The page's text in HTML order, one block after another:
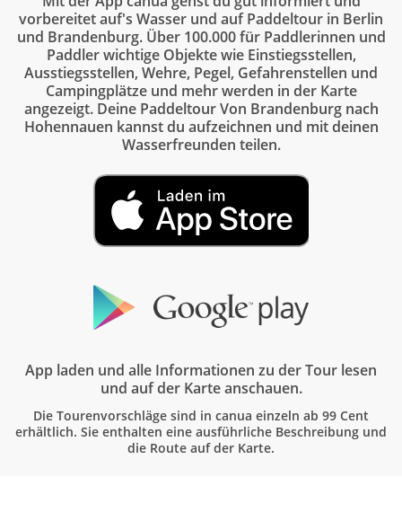
vorbereitet auf's Wasser und auf Paddeltour in Berlin
und Brandenburg. Über 100.000 für Paddlerinnen und
Paddler wichtige Objekte wie Einstiegsstellen,
Ausstiegsstellen, Wehre, Pegel, Gefahrenstellen und
Campingplätze und mehr werden in der Karte
angezeigt. Deine Paddeltour Von Brandenburg nach
Hohennauen kannst du aufzeichnen und mit deinen
Wasserfreunden teilen.
App laden und alle Informationen zu der Tour lesen
und auf der Karte anschauen.
Die Tourenvorschläge sind in canua einzeln ab 99 Cent
erhältlich. Sie enthalten eine ausführliche Beschreibung und
die Route auf der Karte.